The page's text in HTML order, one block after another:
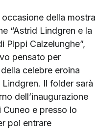
della mostra
“Astrid Lindgren e la
Pippi Calzelunghe”,
pensato per
celebre eroina
Il folder sarà
dell’inaugurazione
e presso lo
poi entrare